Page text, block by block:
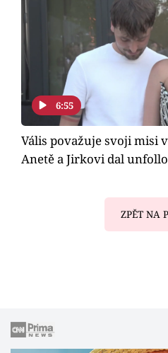
6:55
Vális považuje svoji misi
Anetě a Jirkovi dal
ZPĚT NA